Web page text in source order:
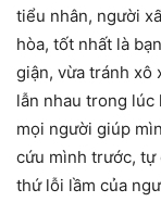
tiểu nhân, người
hòa, tốt nhất là
giận, vừa tránh xô
lẫn nhau trong
mọi người giúp
cứu mình trước, tự
thứ lỗi lầm của